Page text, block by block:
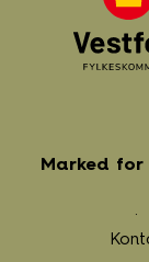
Marked for